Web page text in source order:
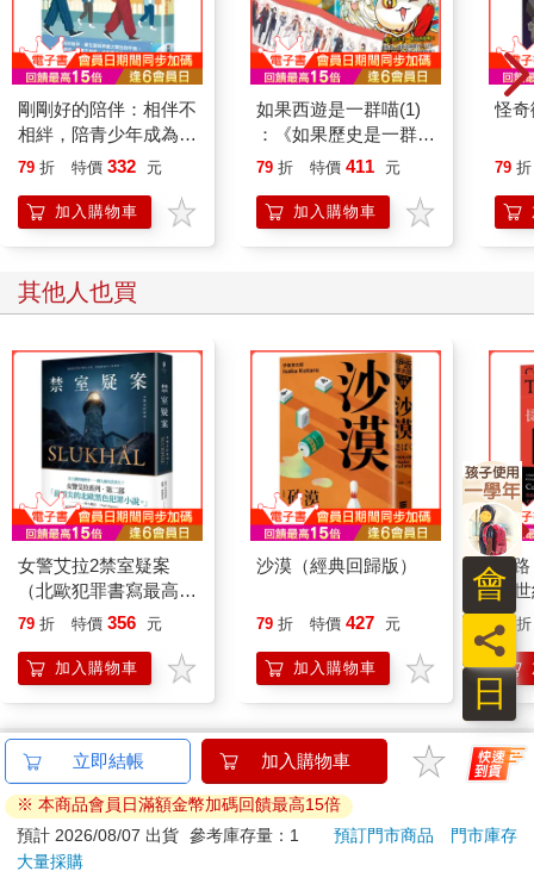
剛剛好的陪伴：相伴不
相絆，陪青少年成為想
要的自己
79 折 特價 332 元
加入購物車
如果西遊是一群喵(1)
：《如果歷史是一群
喵》作者最新力作，附
79 折 特價 411 元
加入購物車
怪
79 折
其他人也買
女警艾拉2禁室疑案
（北歐犯罪書寫最高榮
譽玻璃鑰匙獎得獎作品
79 折 特價 356 元
加入購物車
沙漠（經典回歸版）
79 折 特價 427 元
加入購物車
長
21
世
79 折
其他人也看
立即結帳 加入購物車
※ 本商品會員日滿額金幣加碼回饋最高15倍
預計 2026/08/07 出貨 參考庫存量：1 預訂門市商品
門市庫存
大量採購
日
員
會